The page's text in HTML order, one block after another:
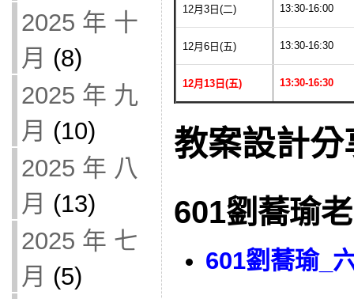
2025 年 十
月 (8)
2025 年 九
月 (10)
2025 年 八
月 (13)
2025 年 七
月 (5)
12月3日(二) 13:30-16:00
12月6日(五) 13:30-16:30
12月13日(五) 13:30-16:30
教案設計分
601劉蕎瑜
601劉蕎瑜_